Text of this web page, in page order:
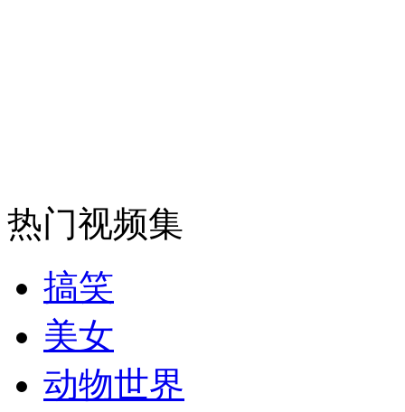
热门视频集
搞笑
美女
动物世界